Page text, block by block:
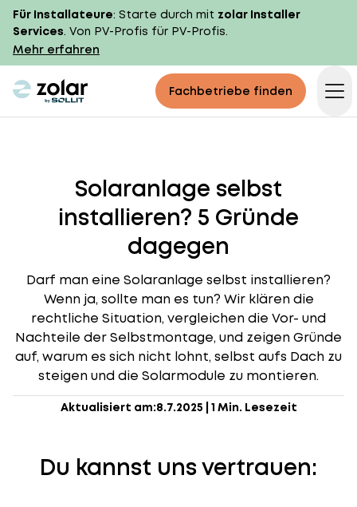
Für Installateure: Starte durch mit zolar Installer
Services. Von PV-Profis für PV-Profis.
Mehr erfahren
zolar logo Fachbetriebe finden
Solaranlage selbst
installieren? 5 Gründe
dagegen
Darf man eine Solaranlage selbst installieren?
Wenn ja, sollte man es tun? Wir klären die
rechtliche Situation, vergleichen die Vor- und
Nachteile der Selbstmontage, und zeigen Gründe
auf, warum es sich nicht lohnt, selbst aufs Dach zu
steigen und die Solarmodule zu montieren.
Aktualisiert am:8.7.2025 1 Min. Lesezeit
Du kannst uns vertrauen: